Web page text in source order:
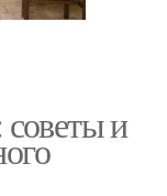
советы и